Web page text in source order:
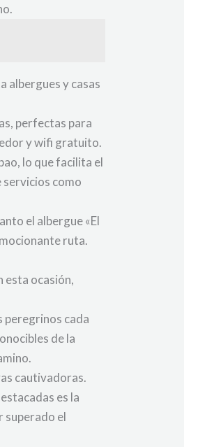
albergues y casas
perfectas para
y wifi gratuito.
lo que facilita el
como
el albergue «El
ruta.
esta ocasión,
peregrinos cada
de la
cautivadoras.
es la
superado el